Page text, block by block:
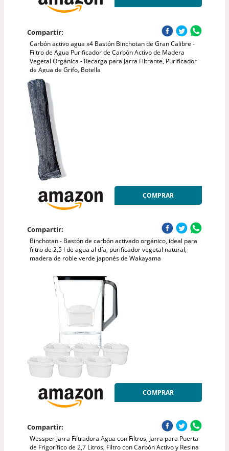
Compartir:
Carbón activo agua x4 Bastón Binchotan de Gran Calibre -
Filtro de Agua Purificador de Carbón Activo de Madera
Vegetal Orgánica - Recarga para Jarra Filtrante, Purificador
de Agua de Grifo, Botella
COMPRAR
Compartir:
Binchotan - Bastón de carbón activado orgánico, ideal para
filtro de 2,5 l de agua al día, purificador vegetal natural,
madera de roble verde japonés de Wakayama
COMPRAR
Compartir:
Wessper Jarra Filtradora Agua con Filtros, Jarra para Puerta
de Frigorífico de 2,7 Litros, Filtro con Carbón Activo y Resina